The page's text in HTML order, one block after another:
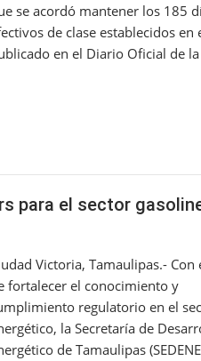
se acordó mantener los 185
de clase establecidos en
en el Diario Oficial de la
para el sector
Victoria, Tamaulipas.-
fortalecer el conocimiento y
regulatorio en el
la Secretaría de
de Tamaulipas